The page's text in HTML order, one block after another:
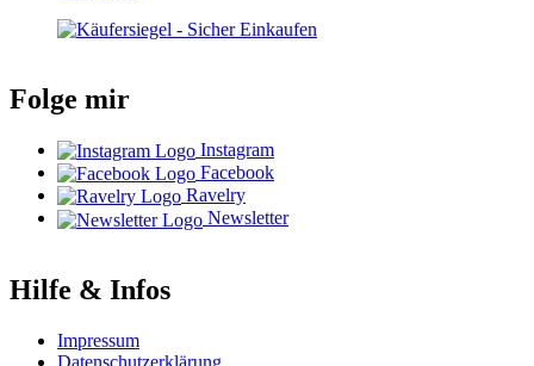
Folge mir
Instagram
Facebook
Ravelry
Newsletter
Hilfe & Infos
Impressum
Datenschutzerklärung